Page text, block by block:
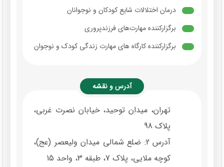
درمان اختلالات شایع کودکان و نوجوانان
برگزارکننده مهارت‌های فرزندپروری
برگزارکننده کارگاه های مهارت زندگی کودک و نوجوان
درمان اختلالات
دیابت کودکان
آدرس و نقشه
تهران، میدان توحید، خیابان نصرت غربی،
پلاک 98
آدرس 2: ضلع شمالی میدان ولیعصر (عج)،
کوچه ملایی، پلاک 7، طبقه 3، واحد 15